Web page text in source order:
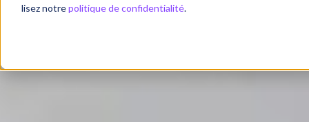
lisez notrepolitique de confidentialité.